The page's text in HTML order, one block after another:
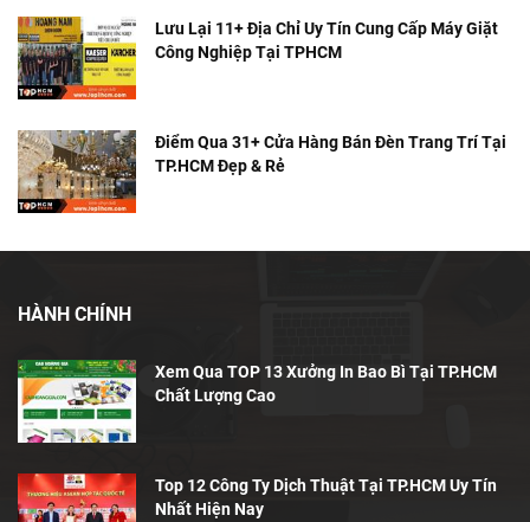
Lưu Lại 11+ Địa Chỉ Uy Tín Cung Cấp Máy Giặt
Công Nghiệp Tại TPHCM
Điểm Qua 31+ Cửa Hàng Bán Đèn Trang Trí Tại
TP.HCM Đẹp & Rẻ
HÀNH CHÍNH
Xem Qua TOP 13 Xưởng In Bao Bì Tại TP.HCM
Chất Lượng Cao
Top 12 Công Ty Dịch Thuật Tại TP.HCM Uy Tín
Nhất Hiện Nay